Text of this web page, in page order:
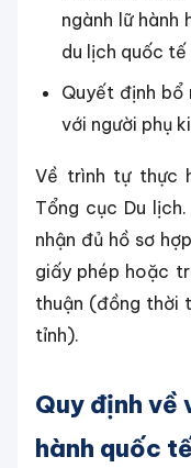
ngành lữ hành
du lịch quốc tế
Quyết định bổ
với người phụ
Về trình tự thực
Tổng cục Du
nhận đủ hồ sơ
giấy phép hoặc
thuận (đồng thời
tỉnh).
Quy định về
hành quốc